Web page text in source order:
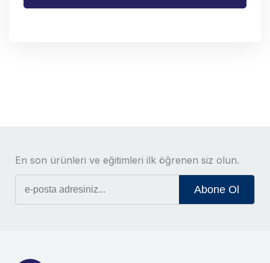
En son ürünleri ve eğitimleri ilk öğrenen siz olun.
Abone Ol